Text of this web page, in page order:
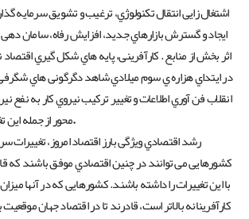
اشتغال زایی انتقال تکنولوژي، ترغیب و تشویق سرمایه
ایجاد و گسترش بازارهاي جدید، افزایش رفاه، سامان
اثر بخش از منابع . کارآفرینی، پایه هاي شکل گیري
در ایتداي هزاره ي سوم میلادي شاهد دگرگونی هاي
انقلاب فن آوري اطلاعات و تغییر ترکیب نیروي کار به نفع
محور از جمله.
رشد اقتصادي ویژگی بارز اقتصاد امروز، تغییرات
کشورهایی می توانند در چنین اقتصادي موفق باشند که
با این تغییرات را داشته باشند. کشورهایی که در آنها
کارآفرینانه بالاتر است، قادرند تا در اقتصاد جهان